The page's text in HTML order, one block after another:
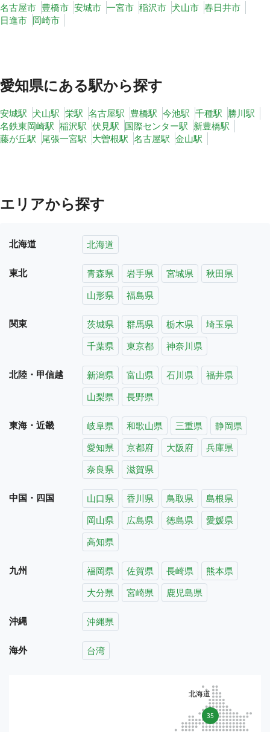
名古屋市 豊橋市 安城市 一宮市 稲沢市 犬山市 春日井市
日進市 岡崎市
愛知県にある駅から探す
安城駅 犬山駅 栄駅 名古屋駅 豊橋駅 今池駅 千種駅 勝川駅
名鉄東岡崎駅 稲沢駅 伏見駅 国際センター駅 新豊橋駅
藤が丘駅 尾張一宮駅 大曽根駅 名古屋駅 金山駅
エリアから探す
北海道 北海道
東北 青森県 岩手県 宮城県
秋田県
山形県
福島県
関東 茨城県 群馬県 栃木県
埼玉県
千葉県
東京都 神奈川県
北陸・甲信越 新潟県 富山県 石川県
福井県
山梨県
長野県
東海・近畿 岐阜県 和歌山県 三重県
静岡県
愛知県
京都府 大阪府
兵庫県
奈良県
滋賀県
中国・四国 山口県 香川県 鳥取県
島根県
岡山県
広島県 徳島県
愛媛県
高知県
九州 福岡県 佐賀県 長崎県
熊本県
大分県
宮崎県 鹿児島県
沖縄 沖縄県
海外 台湾
35
北海道